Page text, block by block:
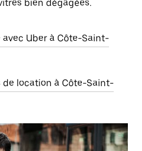
bien dégagées.
Uber à Côte-Saint-
de location à Côte-Saint-